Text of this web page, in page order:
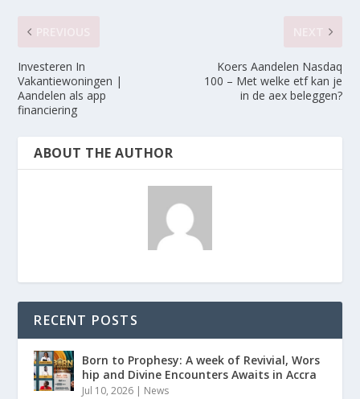
Investeren In
Vakantiewoningen |
Aandelen als app
financiering
Koers Aandelen Nasdaq
100 – Met welke etf kan je
in de aex beleggen?
ABOUT THE AUTHOR
RECENT POSTS
Born to Prophesy: A week of Revivial, Wors
hip and Divine Encounters Awaits in Accra
Jul 10, 2026 | News